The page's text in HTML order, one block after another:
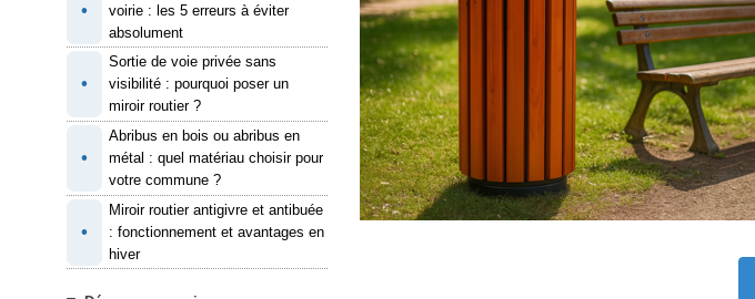
•
voirie : les 5 erreurs à éviter
absolument
•
Sortie de voie privée sans
visibilité : pourquoi poser un
miroir routier ?
•
Abribus en bois ou abribus en
métal : quel matériau choisir pour
votre commune ?
•
Miroir routier antigivre et antibuée
: fonctionnement et avantages en
hiver